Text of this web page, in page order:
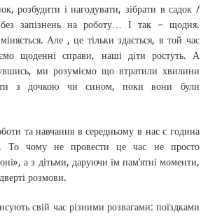
розбудити і нагодувати, зібрати в садок /
запізнень на роботу… І так – щодня.
Але , це тільки здається, в той час
щоденні справи, наші діти ростуть. А
ми розуміємо що втратили хвилини
з дочкою чи сином, поки вони були
та навчання в середньому в нас є година
То чому не провести це час не просто
а з дітьми, даруючи їм пам’ятні моменти,
розмови.
свій час різними розвагами: поїздками